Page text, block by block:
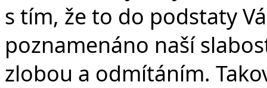
s tím, že to do podstaty
poznamenáno naší
zlobou a odmítáním.